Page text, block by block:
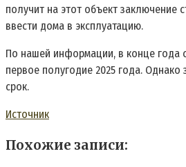
получит на этот объект заключение
ввести дома в эксплуатацию.
По нашей информации, в конце года
первое полугодие 2025 года.
срок.
Источник
Похожие записи: